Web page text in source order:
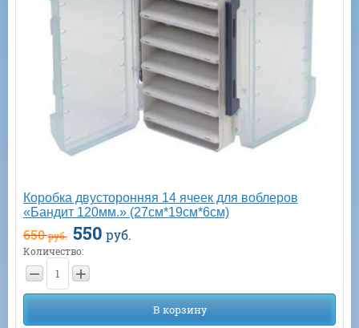
Коробка двусторонняя 14 ячеек для воблеров
«Бандит 120мм.» (27см*19см*6см)
650руб. 550 руб.
Количество:
− +
В корзину